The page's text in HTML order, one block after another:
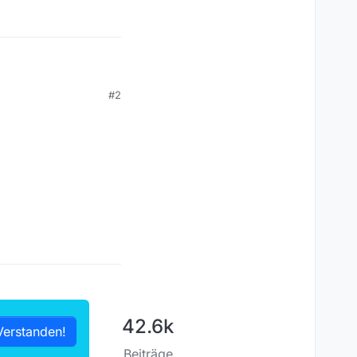
#2
42.6k
Beiträge